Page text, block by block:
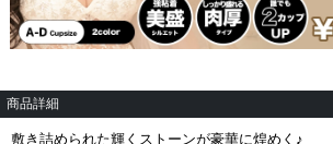
商品詳細
敷き詰められた輝くストーンが豪華に煌めく♪